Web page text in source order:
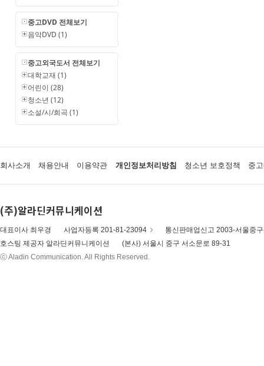
중고DVD 전체보기
음악DVD (1)
중고외국도서 전체보기
대학교재 (1)
어린이 (28)
청소년 (12)
소설/시/희곡 (1)
회사소개 채용안내 이용약관 개인정보처리방침 청소년 보호정책 중
(주)알라딘커뮤니케이션
대표이사 최우경 사업자등록 201-81-23094
통신판매업신고 2003-서울중
호스팅 제공자 알라딘커뮤니케이션
(본사) 서울시 중구 서소문로 89-31
ⓒ Aladin Communication. All Rights Reserved.